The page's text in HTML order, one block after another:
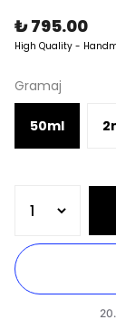
₺ 795.00
High Quality -
Gramaj
50ml